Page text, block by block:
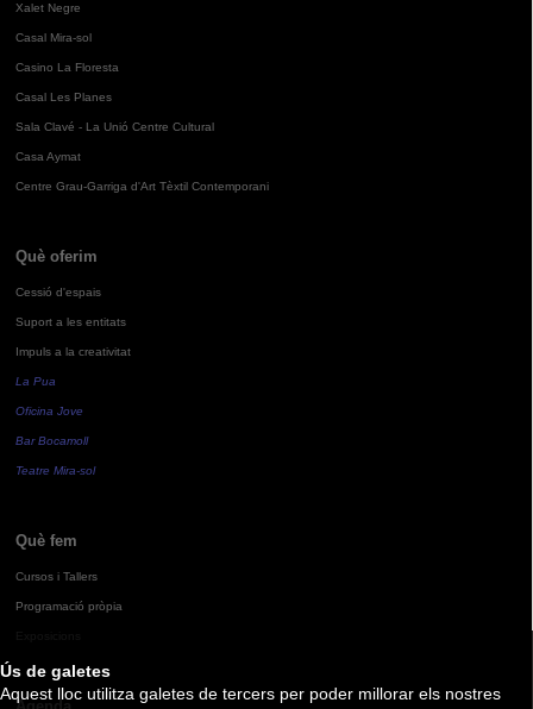
Ús de galetes
Aquest lloc utilitza galetes de tercers per poder millorar els nostres
Xalet Negre
Casal Mira-sol
Casino La Floresta
Casal Les Planes
Sala Clavé - La Unió Centre Cultural
Casa Aymat
Centre Grau-Garriga d'Art Tèxtil Contemporani
Què oferim
Cessió d'espais
Suport a les entitats
Impuls a la creativitat
La Pua
Oficina Jove
Bar Bocamoll
Teatre Mira-sol
Què fem
Cursos i Tallers
Programació pròpia